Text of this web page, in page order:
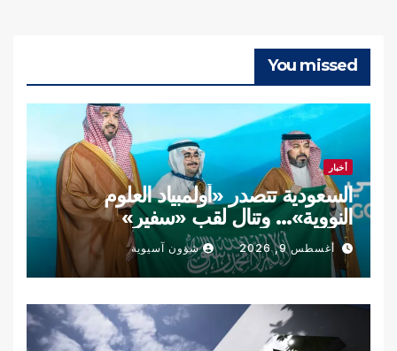
You missed
أخبار
السعودية تتصدر «أولمبياد العلوم
النووية»… وتنال لقب «سفير»
أغسطس 9, 2026 شؤون آسيوية